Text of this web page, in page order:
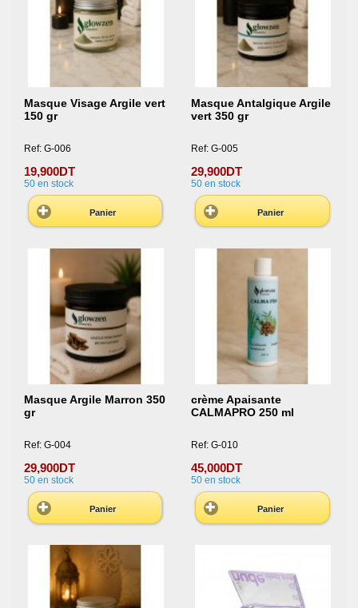
Masque Visage Argile vert
150 gr
Ref: G-006
19,900DT
50 en stock
Panier
Masque Antalgique Argile
vert 350 gr
Ref: G-005
29,900DT
50 en stock
Panier
Masque Argile Marron 350
gr
Ref: G-004
29,900DT
50 en stock
Panier
crème Apaisante
CALMAPRO 250 ml
Ref: G-010
45,000DT
50 en stock
Panier